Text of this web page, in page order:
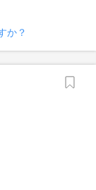
か？